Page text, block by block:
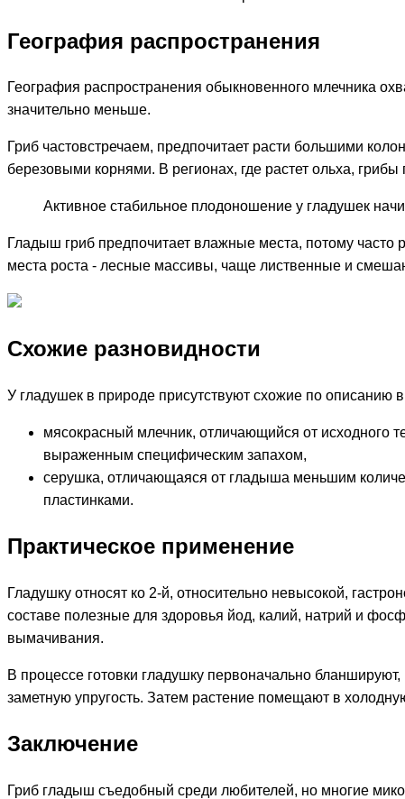
География распространения
География распространения обыкновенного млечника
значительно меньше.
Гриб частовстречаем, предпочитает расти большими
березовыми корнями. В регионах, где растет ольха,
Активное стабильное плодоношение у гладушек
Гладыш гриб предпочитает влажные места, потому часто
места роста - лесные массивы, чаще лиственные и
Схожие разновидности
У гладушек в природе присутствуют схожие по описанию
мясокрасный млечник, отличающийся от исходного
выраженным специфическим запахом,
серушка, отличающаяся от гладыша меньшим
пластинками.
Практическое применение
Гладушку относят ко 2-й, относительно невысокой,
составе полезные для здоровья йод, калий, натрий и
вымачивания.
В процессе готовки гладушку первоначально бланшируют,
заметную упругость. Затем растение помещают в
Заключение
Гриб гладыш съедобный среди любителей, но многие